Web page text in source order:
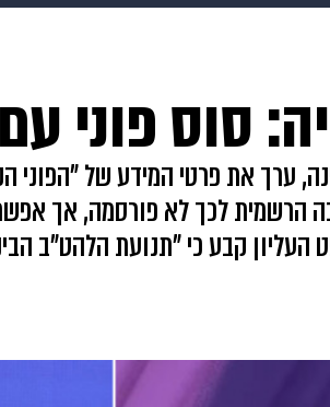
חודשים מתכונים פרויקטים מיוחדיםסוס פוני
ערך את פרטי המידע של
מתאימה לגילאי 18 ומעלה. הסיבה הרשמית
קבע כי "תנועת הלהט"ב